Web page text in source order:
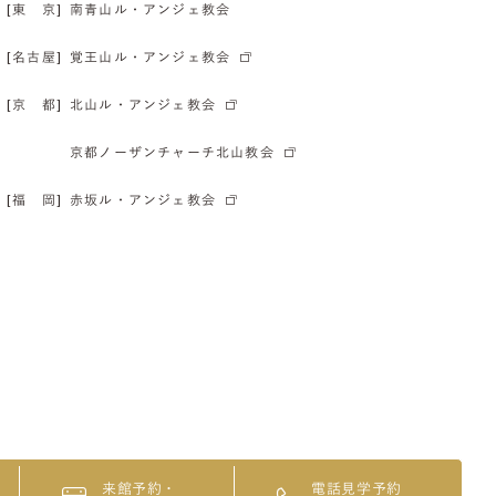
[東 京] 南青山ル・アンジェ教会
[名古屋] 覚王山ル・アンジェ教会
[京 都] 北山ル・アンジェ教会
京都ノーザンチャーチ北山教会
[福 岡] 赤坂ル・アンジェ教会
来館予約・ 電話見学予約